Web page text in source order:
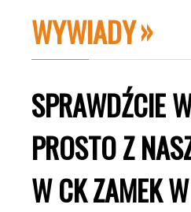
WYWIADY
SPRAWDŹCIE
PROSTO Z
W CK ZAMEK